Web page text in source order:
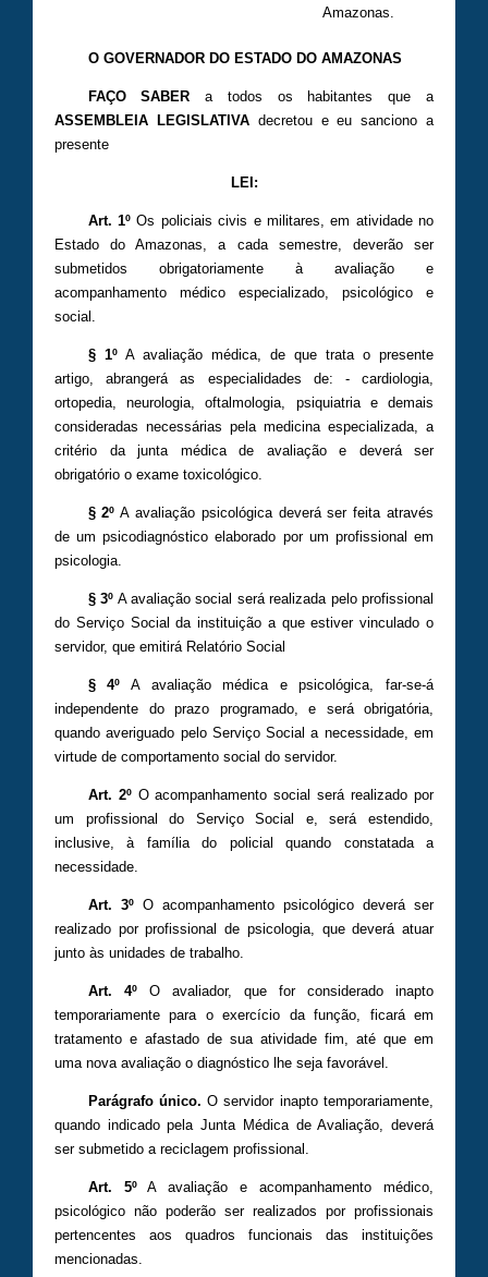
Amazonas.
O GOVERNADOR DO ESTADO DO AMAZONAS
FAÇO SABER a todos os habitantes que a
ASSEMBLEIA LEGISLATIVAdecretou e eu sanciono a
presente
LEI:
Art. 1º Os policiais civis e militares, em atividade no
Estado do Amazonas, a cada semestre, deverão ser
submetidos obrigatoriamente à avaliação e
acompanhamento médico especializado, psicológico e
social.
§ 1ºA avaliação médica, de que trata o presente
artigo, abrangerá as especialidades de: - cardiologia,
ortopedia, neurologia, oftalmologia, psiquiatria e demais
consideradas necessárias pela medicina especializada, a
critério da junta médica de avaliação e deverá ser
obrigatório o exame toxicológico.
§ 2º A avaliação psicológica deverá ser feita através
de um psicodiagnóstico elaborado por um profissional em
psicologia.
§ 3º A avaliação social será realizada pelo profissional
do Serviço Social da instituição a que estiver vinculado o
servidor, que emitirá Relatório Social
§ 4º A avaliação médica e psicológica, far-se-á
independente do prazo programado, e será obrigatória,
quando averiguado pelo Serviço Social a necessidade, em
virtude de comportamento social do servidor.
Art. 2ºO acompanhamento social será realizado por
um profissional do Serviço Social e, será estendido,
inclusive, à família do policial quando constatada a
necessidade.
Art. 3ºO acompanhamento psicológico deverá ser
realizado por profissional de psicologia, que deverá atuar
junto às unidades de trabalho.
Art. 4ºO avaliador, que for considerado inapto
temporariamente para o exercício da função, ficará em
tratamento e afastado de sua atividade fim, até que em
uma nova avaliação o diagnóstico lhe seja favorável.
Parágrafo único. O servidor inapto temporariamente,
quando indicado pela Junta Médica de Avaliação, deverá
ser submetido a reciclagem profissional.
Art. 5ºA avaliação e acompanhamento médico,
psicológico não poderão ser realizados por profissionais
pertencentes aos quadros funcionais das instituições
mencionadas.